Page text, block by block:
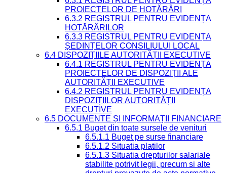
PROIECTELOR DE HOTĂRÂRI
6.3.2 REGISTRUL PENTRU EVIDENȚA
HOTĂRÂRILOR
6.3.3 REGISTRUL PENTRU EVIDENȚA
ȘEDINȚELOR CONSILIULUI LOCAL
6.4 DISPOZIȚIILE AUTORITĂȚII EXECUTIVE
6.4.1 REGISTRUL PENTRU EVIDENȚA
PROIECTELOR DE DISPOZIȚII ALE
AUTORITĂȚII EXECUTIVE
6.4.2 REGISTRUL PENTRU EVIDENȚA
DISPOZIȚIILOR AUTORITĂȚII
EXECUTIVE
6.5 DOCUMENTE ȘI INFORMAȚII FINANCIARE
6.5.1 Buget din toate sursele de venituri
6.5.1.1 Buget pe surse financiare
6.5.1.2 Situatia platilor
6.5.1.3 Situatia drepturilor salariale
stabilite potrivit legii, precum si alte